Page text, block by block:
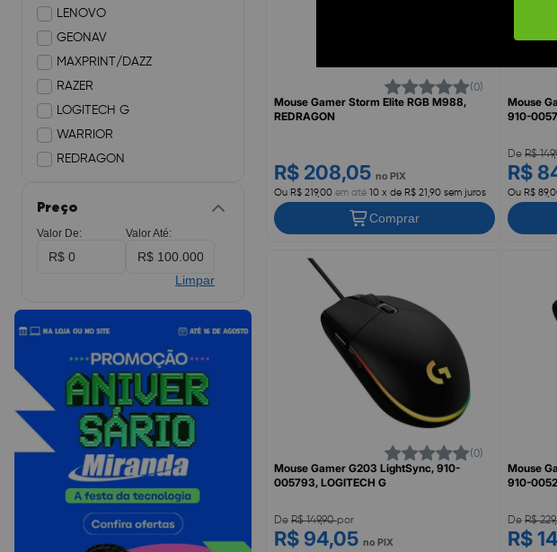
LENOVO
GEONAV
MAXPRINT/DAZZ
RAZER
LOGITECH G
WARRIOR
REDRAGON
Preço
Valor De: Valor Até:
Limpar
(0)
Mouse Gamer Storm Elite RGB M988,
REDRAGON
R$ 208,05 no PIX
Ou R$ 219,00 em até 10 x de R$ 21,90 sem juros
Comprar
Mouse
910-
De R$
R$
Ou R$
(0)
Mouse Gamer G203 LightSync, 910-
005793, LOGITECH G
De R$ 149,90por
R$ 94,05 no PIX
Mouse
910-
De R$
R$